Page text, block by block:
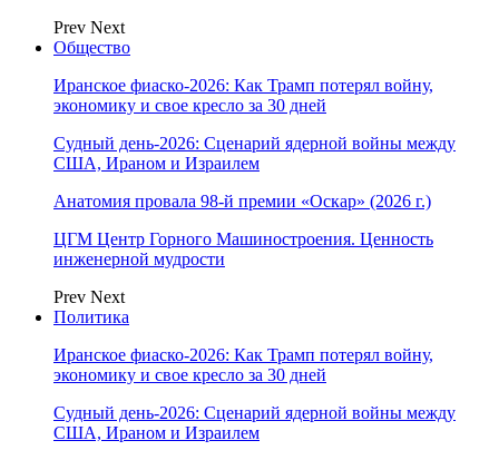
Prev Next
Общество
Иранское фиаско-2026: Как Трамп потерял войну,
экономику и свое кресло за 30 дней
Судный день-2026: Сценарий ядерной войны между
США, Ираном и Израилем
Анатомия провала 98-й премии «Оскар» (2026 г.)
ЦГМ Центр Горного Машиностроения. Ценность
инженерной мудрости
Prev Next
Политика
Иранское фиаско-2026: Как Трамп потерял войну,
экономику и свое кресло за 30 дней
Судный день-2026: Сценарий ядерной войны между
США, Ираном и Израилем